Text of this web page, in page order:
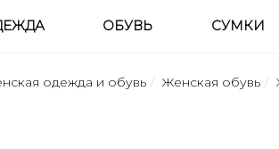
ОБУВЬ СУМКИ
одежда и обувь Женская обувь